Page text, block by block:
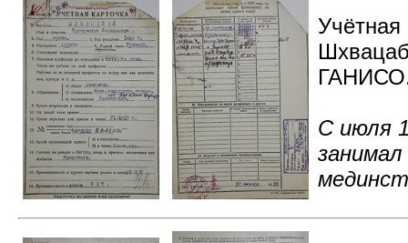
Учётная
С июля